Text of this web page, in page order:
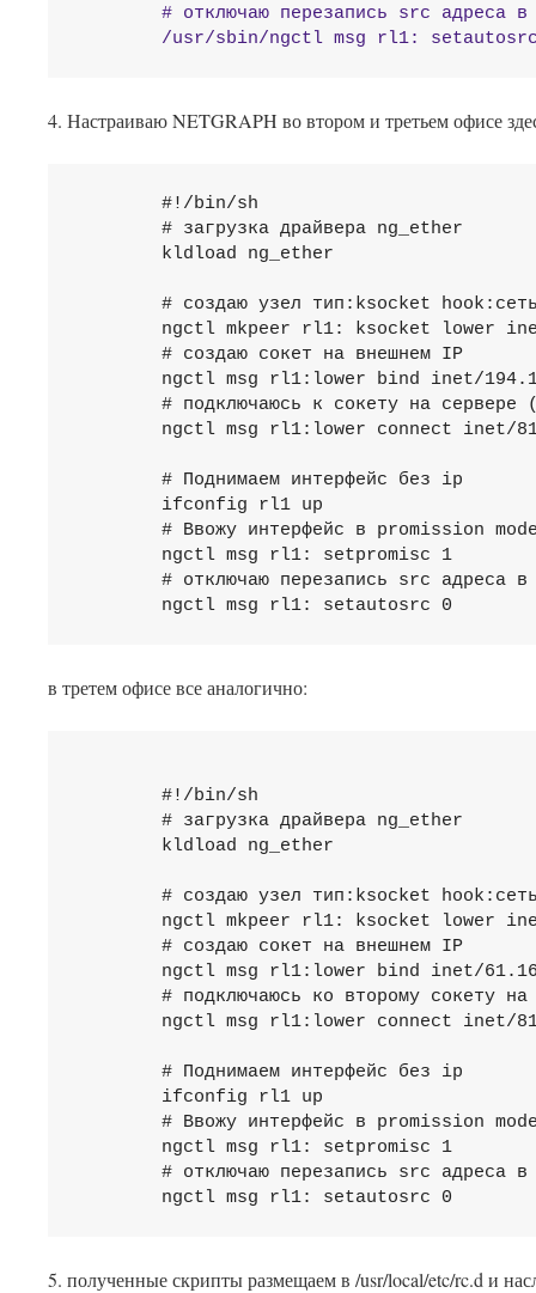
# отключаю перезапись src адреса
4. Настраиваю NETGRAPH во втором и третьем офисе
        #!/bin/sh
        # загрузка драйвера ng_ether
        kldload ng_ether
# создаю узел тип:ksocket
ngctl mkpeer rl1: ksocket lower
        # создаю сокет на внешнем IP
ngctl msg rl1:lower bind inet/
# подключаюсь к сокету на сервере
ngctl msg rl1:lower connect
        # Поднимаем интерфейс без ip
        ifconfig rl1 up
# Ввожу интерфейс в promission
        ngctl msg rl1: setpromisc 1
# отключаю перезапись src адреса
        ngctl msg rl1: setautosrc 0
в третем офисе все аналогично:
        #!/bin/sh
        # загрузка драйвера ng_ether
        kldload ng_ether
# создаю узел тип:ksocket
ngctl mkpeer rl1: ksocket lower
        # создаю сокет на внешнем IP
ngctl msg rl1:lower bind inet/
# подключаюсь ко второму сокету на
ngctl msg rl1:lower connect
        # Поднимаем интерфейс без ip
        ifconfig rl1 up
# Ввожу интерфейс в promission
        ngctl msg rl1: setpromisc 1
# отключаю перезапись src адреса
        ngctl msg rl1: setautosrc 0
5. полученные скрипты размещаем в /usr/local/etc/rc.d и